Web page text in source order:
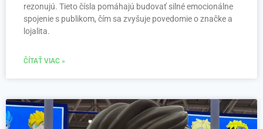
rezonujú. Tieto čísla pomáhajú budovať silné emocionálne
spojenie s publikom, čím sa zvyšuje povedomie o značke a
lojalita.
ČÍTAŤ VIAC »